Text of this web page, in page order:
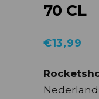
70 CL
€13,99